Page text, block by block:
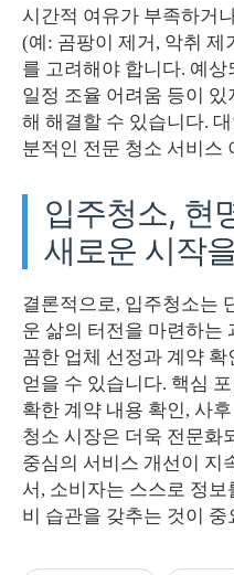
시간적 여유가 부족하거
(예: 곰팡이 제거, 악취 제
를 고려해야 합니다. 예
일정 조율 어려움 등이
해 해결할 수 있습니다.
분적인 전문 청소 서비스
입주청소, 현
새로운 시작
결론적으로, 입주청소는
운 삶의 터전을 마련하는
꼼한 업체 선정과 계약
얻을 수 있습니다. 핵심
확한 계약 내용 확인, 사
청소 시장은 더욱 전문화
중심의 서비스 개선이 지
서, 소비자는 스스로 정
비 습관을 갖추는 것이 중